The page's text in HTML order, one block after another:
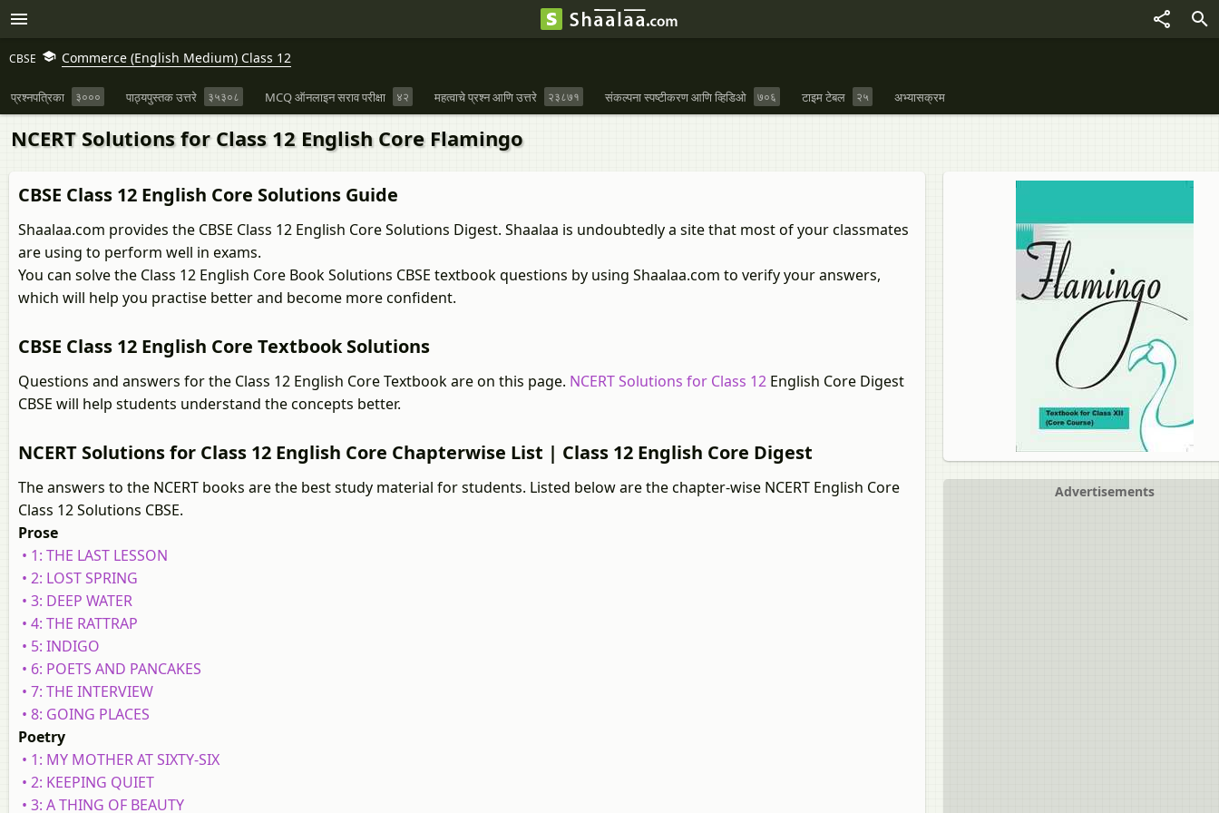
CBSE Commerce (English Medium) Class 12
प्रश्नपत्रिका ३००० पाठ्यपुस्तक उत्तरे ३५३०८ MCQ ऑनलाइन सराव परीक्षा ४२ महत्वाचे प्रश्न आणि उत्तरे २३८७१ संकल्पना स्पष्टीकरण आणि व्हिडिओ ७०६ टाइम टेबल २५ अभ्यासक्रम
NCERT Solutions for Class 12 English Core Flamingo
CBSE Class 12 English Core Solutions Guide
Shaalaa.com provides the CBSE Class 12 English Core Solutions Digest. Shaalaa is undoubtedly a site that most of your classmates
are using to perform well in exams.
You can solve the Class 12 English Core Book Solutions CBSE textbook questions by using Shaalaa.com to verify your answers,
which will help you practise better and become more confident.
CBSE Class 12 English Core Textbook Solutions
Questions and answers for the Class 12 English Core Textbook are on this page. NCERT Solutions for Class 12 English Core Digest
CBSE will help students understand the concepts better.
NCERT Solutions for Class 12 English Core Chapterwise List | Class 12 English Core Digest
The answers to the NCERT books are the best study material for students. Listed below are the chapter-wise NCERT English Core
Class 12 Solutions CBSE.
Prose
• 1: THE LAST LESSON
• 2: LOST SPRING
• 3: DEEP WATER
• 4: THE RATTRAP
• 5: INDIGO
• 6: POETS AND PANCAKES
• 7: THE INTERVIEW
• 8: GOING PLACES
Poetry
• 1: MY MOTHER AT SIXTY-SIX
• 2: KEEPING QUIET
• 3: A THING OF BEAUTY
Advertisements